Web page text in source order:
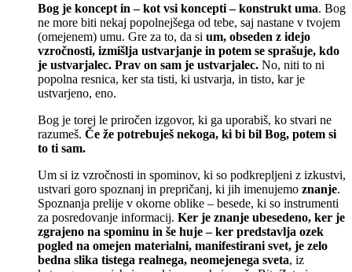
Bog je koncept in – kot vsi koncepti – konstrukt uma. Bog
ne more biti nekaj popolnejšega od tebe, saj nastane v tvojem
(omejenem) umu. Gre za to, da si um, obseden z idejo
vzročnosti, izmišlja ustvarjanje in potem se sprašuje, kdo
je ustvarjalec. Prav on sam je ustvarjalec. No, niti to ni
popolna resnica, ker sta tisti, ki ustvarja, in tisto, kar je
ustvarjeno, eno.
Bog je torej le priročen izgovor, ki ga uporabiš, ko stvari ne
razumeš. Če že potrebuješ nekoga, ki bi bil Bog, potem si
to ti sam.
Um si iz vzročnosti in spominov, ki so podkrepljeni z izkustvi,
ustvari goro spoznanj in prepričanj, ki jih imenujemo znanje.
Spoznanja prelije v okorne oblike – besede, ki so instrumenti
za posredovanje informacij. Ker je znanje ubesedeno, ker je
zgrajeno na spominu in še huje – ker predstavlja ozek
pogled na omejen materialni, manifestirani svet, je zelo
bedna slika tistega realnega, neomejenega sveta, iz